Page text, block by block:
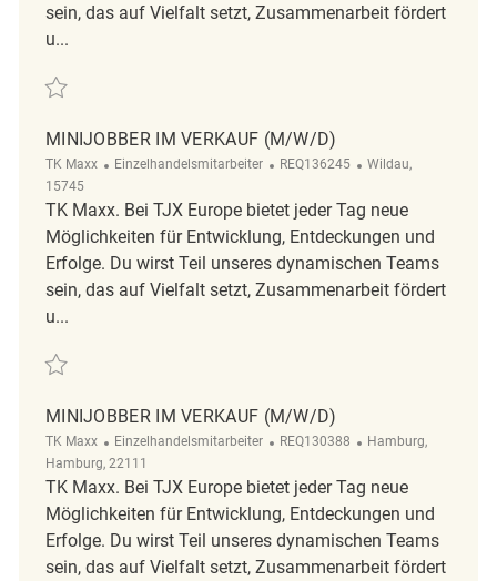
sein, das auf Vielfalt setzt, Zusammenarbeit fördert
u...
Retten Minijobber im Verkauf (m/w/d) REQ142950
MINIJOBBER IM VERKAUF (M/W/D)
TK Maxx Kategorie
Einzelhandelsmitarbeiter ReqId
REQ136245 Ort
Wildau,
15745
TK Maxx. Bei TJX Europe bietet jeder Tag neue
Möglichkeiten für Entwicklung, Entdeckungen und
Erfolge. Du wirst Teil unseres dynamischen Teams
sein, das auf Vielfalt setzt, Zusammenarbeit fördert
u...
Retten Minijobber im Verkauf (m/w/d) REQ136245
MINIJOBBER IM VERKAUF (M/W/D)
TK Maxx Kategorie
Einzelhandelsmitarbeiter ReqId
REQ130388 Ort
Hamburg,
Hamburg, 22111
TK Maxx. Bei TJX Europe bietet jeder Tag neue
Möglichkeiten für Entwicklung, Entdeckungen und
Erfolge. Du wirst Teil unseres dynamischen Teams
sein, das auf Vielfalt setzt, Zusammenarbeit fördert